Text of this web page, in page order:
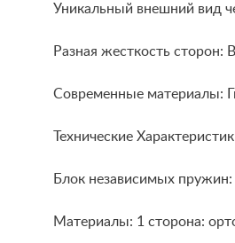
Уникальный внешний вид
Разная жесткость сторон:
Современные материалы:
Технические
Блок независимых
Материалы: 1 сторона: